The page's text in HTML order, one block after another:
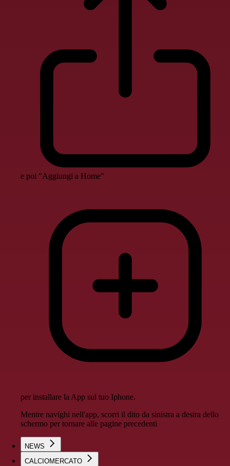
e poi "Aggiungi a Home"
per installare la App sul tuo Iphone.
Mentre navighi nell'app, scorri il dito da sinistra a destra dello
schermo per tornare alle pagine precedenti
NEWS
CALCIOMERCATO